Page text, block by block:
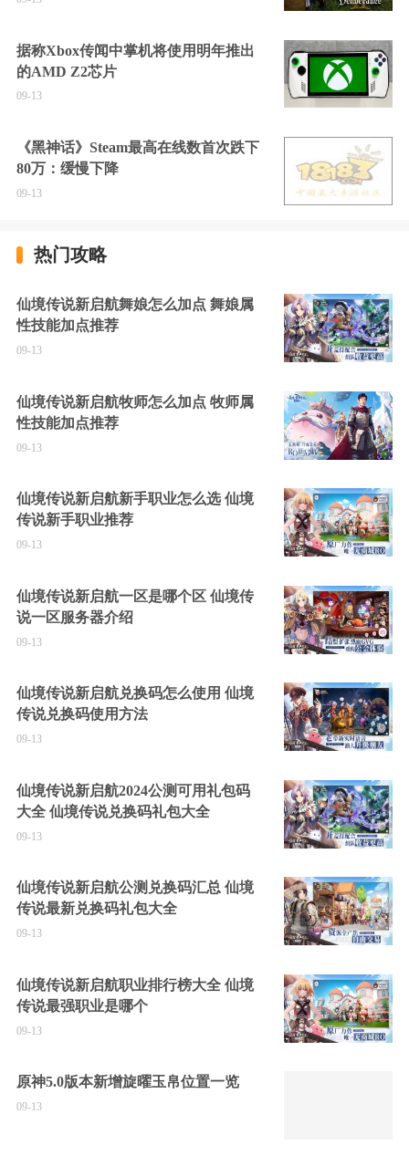
据称Xbox传闻中掌机将使用明年推出
的AMD Z2芯片
09-13
《黑神话》Steam最高在线数首次跌下
80万：缓慢下降
09-13
热门攻略
仙境传说新启航舞娘怎么加点 舞娘属
性技能加点推荐
09-13
仙境传说新启航牧师怎么加点 牧师属
性技能加点推荐
09-13
仙境传说新启航新手职业怎么选 仙境
传说新手职业推荐
09-13
仙境传说新启航一区是哪个区 仙境传
说一区服务器介绍
09-13
仙境传说新启航兑换码怎么使用 仙境
传说兑换码使用方法
09-13
仙境传说新启航2024公测可用礼包码
大全 仙境传说兑换码礼包大全
09-13
仙境传说新启航公测兑换码汇总 仙境
传说最新兑换码礼包大全
09-13
仙境传说新启航职业排行榜大全 仙境
传说最强职业是哪个
09-13
原神5.0版本新增旋曜玉帛位置一览
09-13